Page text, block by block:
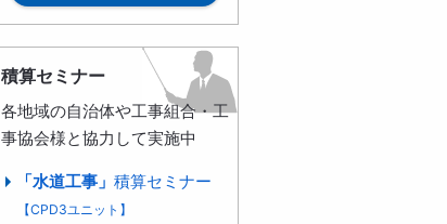
積算セミナー
各地域の自治体や工事組合・工
事協会様と協力して実施中
「水道工事」 積算セミナー
【CPD3ユニット】